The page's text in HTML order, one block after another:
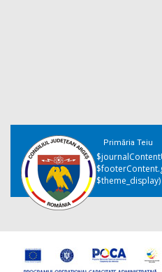
Primăria Teiu
$theme_display)